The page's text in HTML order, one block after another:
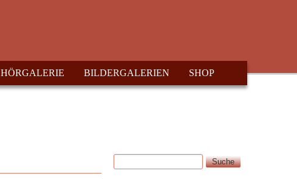
HÖRGALERIE BILDERGALERIEN SHOP
Suchformular
Suche